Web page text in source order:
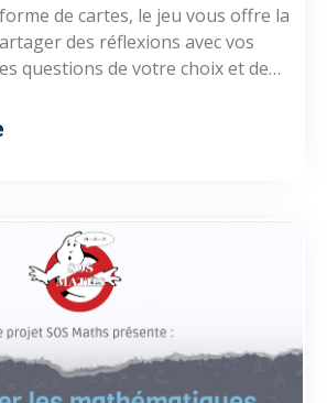
de cartes, le jeu vous offre la
des réflexions avec vos
questions de votre choix et de